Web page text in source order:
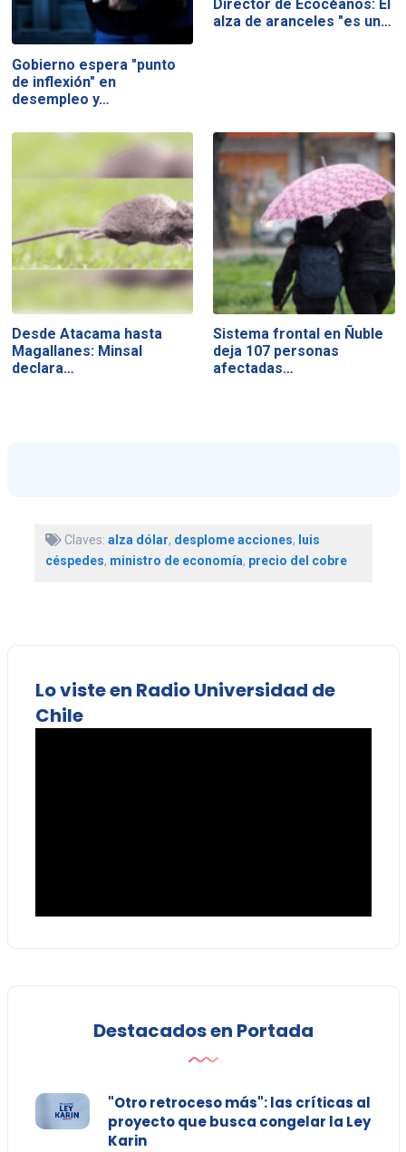
Gobierno espera "punto
de inflexión" en
desempleo y…
Director de Ecocéanos: El
alza de aranceles "es un…
Desde Atacama hasta
Magallanes: Minsal
declara…
Sistema frontal en Ñuble
deja 107 personas
afectadas…
Claves: alza dólar, desplome acciones, luis
céspedes, ministro de economía, precio del cobre
Lo viste en Radio Universidad de
Chile
Destacados en Portada
"Otro retroceso más": las críticas al
proyecto que busca congelar la Ley
Karin